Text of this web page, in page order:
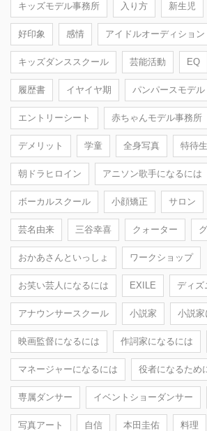
キッズモデル事務所 入り方 新生児
好印象 感情 アイドルオーディション
キッズダンススクール 芸能活動 EQ
履歴書 イヤイヤ期 パンパースモデル
エントリーシート 赤ちゃんモデル事務所
デメリット 学童 全身写真 特待生
朝ドラヒロイン アニソン歌手になるには
ボーカルスクール 小顔矯正 サロン
芸名由来 三谷幸喜 クォーター
おかあさんといっしょ ワークショップ
お笑い芸人になるには EXILE ディズ
アナウンサースクール 小説家 小説家
映画監督になるには 作詞家になるには
マネージャーになるには 役者になるため
専属ダンサー イベントショーダンサー
写真アート 自信 本田圭佑 料理